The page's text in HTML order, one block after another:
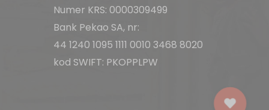
Numer KRS: 0000309499
Bank Pekao SA, nr:
44 1240 1095 1111 0010 3468 8020
kod SWIFT: PKOPPLPW